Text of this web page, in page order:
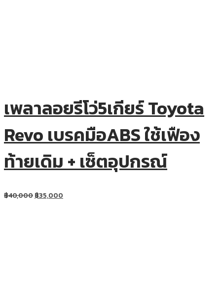
เพลาลอยรีโว่5เกียร์ Toyota
Revo เบรคมือABS ใช้เฟือง
ท้ายเดิม + เซ็ตอุปกรณ์
฿40,000฿35,000